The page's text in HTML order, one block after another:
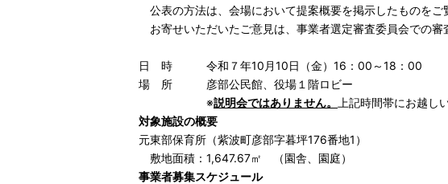
公表の方法は、会場において提案概要を掲示したものをご
お寄せいただいたご意見は、事業者選定審査委員会での審
日 時 令和７年10月10日（金）16：00～18：00
場 所 彦部公民館、役場１階ロビー
※説明会ではありません。
上記時間帯にお越し
対象施設の概要
元東部保育所（紫波町彦部字暮坪176番地1）
敷地面積：1,647.67㎡ （園舎、園庭）
事業者募集スケジュール